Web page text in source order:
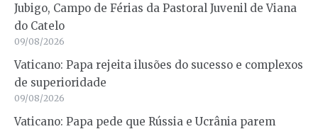
Jubigo, Campo de Férias da Pastoral Juvenil de Viana
do Catelo
09/08/2026
Vaticano: Papa rejeita ilusões do sucesso e complexos
de superioridade
09/08/2026
Vaticano: Papa pede que Rússia e Ucrânia parem